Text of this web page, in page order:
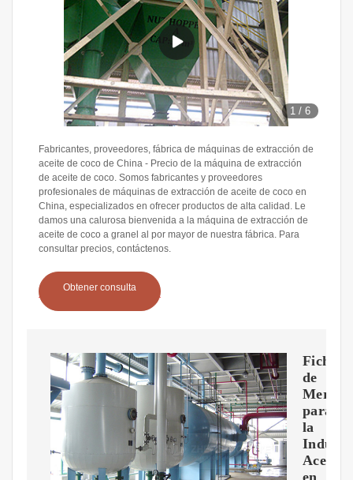
1 /6
Fabricantes, proveedores, fábrica de máquinas de extracción de
aceite de coco de China - Precio de la máquina de extracción
de aceite de coco. Somos fabricantes y proveedores
profesionales de máquinas de extracción de aceite de coco en
China, especializados en ofrecer productos de alta calidad. Le
damos una calurosa bienvenida a la máquina de extracción de
aceite de coco a granel al por mayor de nuestra fábrica. Para
consultar precios, contáctenos.
Obtener consulta
Ficha
de
para
la
en